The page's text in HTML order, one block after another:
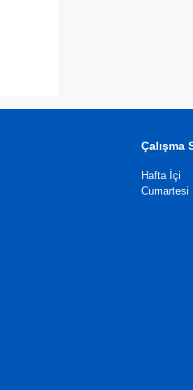
Çalışma
Hafta İçi
Cumartesi